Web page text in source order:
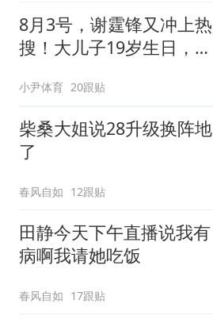
8月3号，谢霆锋又冲上热
搜！大儿子19岁生日，谢
小尹体育 20跟贴
柴桑大姐说28升级换阵地
了
春风自如 12跟贴
田静今天下午直播说我有
病啊我请她吃饭
春风自如 17跟贴